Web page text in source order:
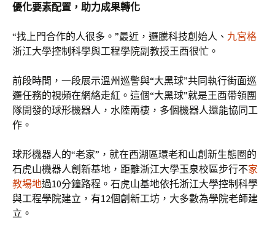
優化要素配置，助力成果轉化
“找上門合作的人很多。”最近，邏騰科技創始人、 九宮格
浙江大學控制科學與工程學院副教授王酉很忙。
前段時間，一段展示溫州巡警與“大黑球”共同執行街面巡
邏任務的視頻在網絡走紅。這個“大黑球”就是王酉帶領團
隊開發的球形機器人，水陸兩棲，多個機器人還能協同工
作。
球形機器人的“老家”，就在西湖區環老和山創新生態圈的
石虎山機器人創新基地，距離浙江大學玉泉校區步行不家
教場地過10分鐘路程。石虎山基地依托浙江大學控制科學
與工程學院建立，有12個創新工坊，大多數為學院老師建
立。